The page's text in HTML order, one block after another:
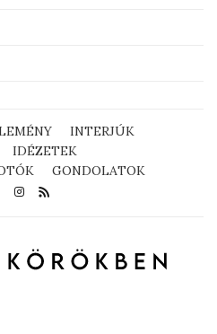
INTERJÚK
IDÉZETEK
GONDOLATOK